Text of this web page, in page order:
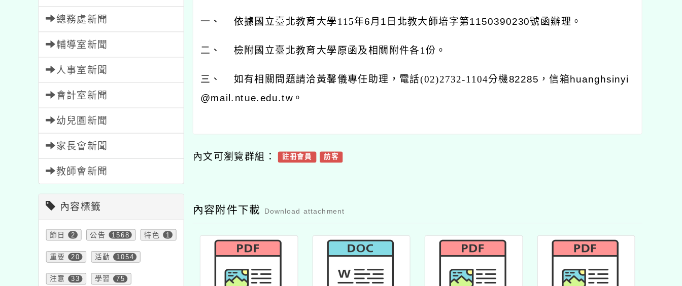
總務處新聞
輔導室新聞
人事室新聞
會計室新聞
幼兒園新聞
家長會新聞
教師會新聞
內容標籤
節日 2 公告 1568 特色 1
重要 20 活動 1054
注意 33 學習 75
一、 依據國立臺北教育大學115年6月1日北教大師培字第1150390230號函辦理。
二、 檢附國立臺北教育大學原函及相關附件各1 份。
三、 如有相關問題請洽黃馨儀專任助理，電話(02)2732-1104分機82285，信箱huanghsinyi
@mail.ntue.edu.tw。
內文可瀏覽群組： 註冊會員 訪客
內容附件下載 Download attachment